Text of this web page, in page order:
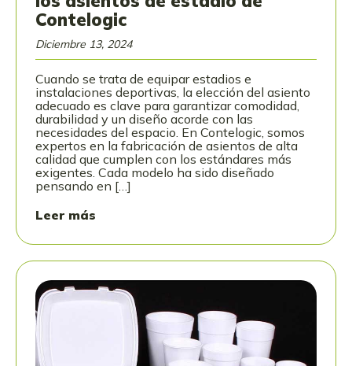
Contelogic
Diciembre 13, 2024
Cuando se trata de equipar estadios e
instalaciones deportivas, la elección del asiento
adecuado es clave para garantizar comodidad,
durabilidad y un diseño acorde con las
necesidades del espacio. En Contelogic, somos
expertos en la fabricación de asientos de alta
calidad que cumplen con los estándares más
exigentes. Cada modelo ha sido diseñado
pensando en […]
Leer más